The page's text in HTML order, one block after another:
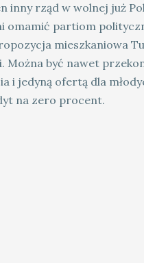
inny rząd w wolnej już
omamić partiom
mieszkaniowa
być nawet
i jedyną ofertą dla
na zero procent.